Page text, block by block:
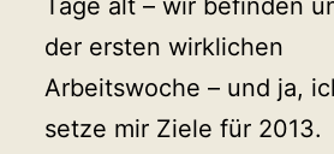
Tage alt – wir befinden
der ersten wirklichen
Arbeitswoche – und ja,
setze mir Ziele für 2013.